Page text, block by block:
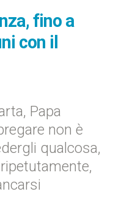
fino a
con il
Papa
non è
qualcosa,